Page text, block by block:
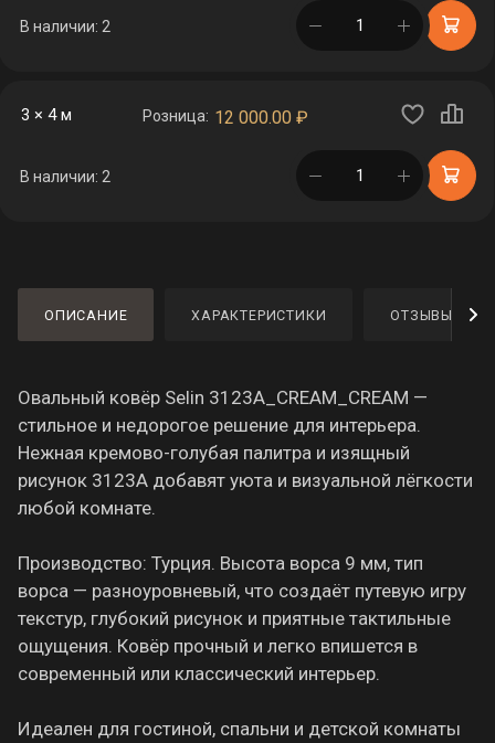
В наличии: 2 в корзине
3 × 4 м Розница: 12 000.00 ₽
В наличии: 2 в корзине
ОПИСАНИЕ ХАРАКТЕРИСТИКИ ОТЗЫВЫ
Овальный ковёр Selin 3123A_CREAM_CREAM —
стильное и недорогое решение для интерьера.
Нежная кремово-голубая палитра и изящный
рисунок 3123A добавят уюта и визуальной лёгкости
любой комнате.
Производство: Турция. Высота ворса 9 мм, тип
ворса — разноуровневый, что создаёт путевую игру
текстур, глубокий рисунок и приятные тактильные
ощущения. Ковёр прочный и легко впишется в
современный или классический интерьер.
Идеален для гостиной, спальни и детской комнаты